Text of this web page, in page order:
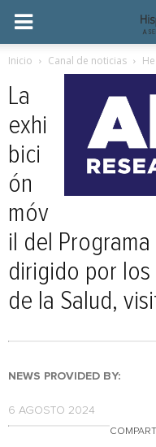
Inicio Canal de noticias
La
exhi
bici
ón
móv
il del
dirigido por los
de la Salud,
NEWS PROVIDED BY:
6 AGOSTO 2024